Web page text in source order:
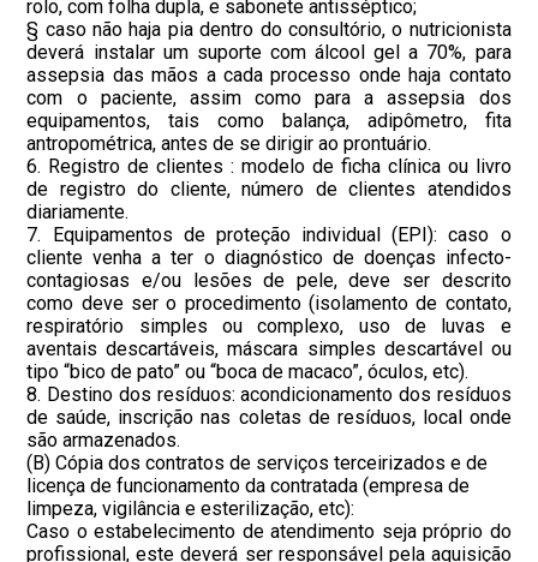
rolo, com folha dupla, e sabonete antisséptico;
§ caso não haja pia dentro do consultório, o nutricionista
deverá instalar um suporte com álcool gel a 70%, para
assepsia das mãos a cada processo onde haja contato
com o paciente, assim como para a assepsia dos
equipamentos, tais como balança, adipômetro, fita
antropométrica, antes de se dirigir ao prontuário.
6. Registro de clientes : modelo de ficha clínica ou livro
de registro do cliente, número de clientes atendidos
diariamente.
7. Equipamentos de proteção individual (EPI): caso o
cliente venha a ter o diagnóstico de doenças infecto-
contagiosas e/ou lesões de pele, deve ser descrito
como deve ser o procedimento (isolamento de contato,
respiratório simples ou complexo, uso de luvas e
aventais descartáveis, máscara simples descartável ou
tipo “bico de pato” ou “boca de macaco”, óculos, etc).
8. Destino dos resíduos: acondicionamento dos resíduos
de saúde, inscrição nas coletas de resíduos, local onde
são armazenados.
(B) Cópia dos contratos de serviços terceirizados e de
licença de funcionamento da contratada (empresa de
limpeza, vigilância e esterilização, etc):
Caso o estabelecimento de atendimento seja próprio do
profissional, este deverá ser responsável pela aquisição